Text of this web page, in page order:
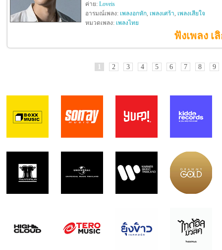
ค่าย: Loveis
อารมณ์เพลง: เพลงอกหัก, เพลงเศร้า, เพลงเสียใจ
หมวดเพลง: เพลงไทย
ฟังเพลง เ
2 3 4 5 6 7 8 9